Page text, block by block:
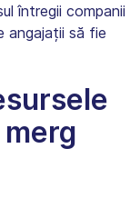
întregii companii
angajații să fie